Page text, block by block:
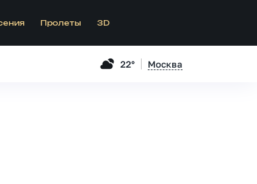
Пролеты 3D
22° Москва